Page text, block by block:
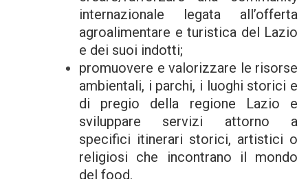
internazionale legata all’offerta
agroalimentare e turistica del Lazio
e dei suoi indotti;
promuovere e valorizzare le risorse
ambientali, i parchi, i luoghi storici e
di pregio della regione Lazio e
sviluppare servizi attorno a
specifici itinerari storici, artistici o
religiosi che incontrano il mondo
del food.